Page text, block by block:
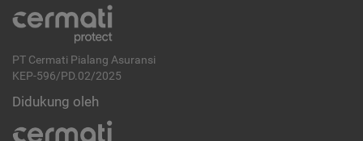
PT Cermati Pialang Asuransi
KEP-596/PD.02/2025
Didukung oleh